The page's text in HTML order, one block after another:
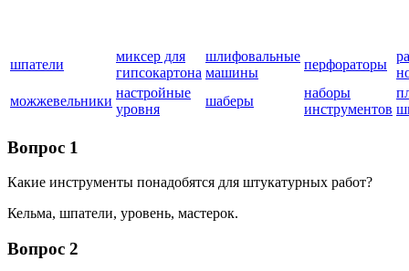
шпатели
миксер для
гипсокартона
шлифовальные
машины
перфораторы
можжевельники
настройные
уровня
шаберы
наборы
инструментов
Вопрос 1
Какие инструменты понадобятся для штукатурных работ?
Кельма, шпатели, уровень, мастерок.
Вопрос 2